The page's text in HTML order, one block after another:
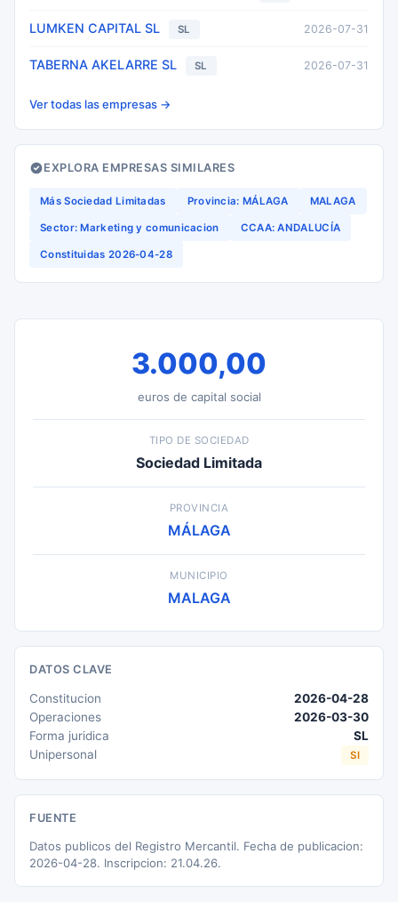
LUMKEN CAPITAL SL SL 2026-07-31
TABERNA AKELARRE SL SL 2026-07-31
Ver todas las empresas →
EXPLORA EMPRESAS SIMILARES
Más Sociedad Limitadas Provincia: MÁLAGA MALAGA
Sector: Marketing y comunicacion CCAA: ANDALUCÍA
Constituidas 2026-04-28
3.000,00
euros de capital social
TIPO DE SOCIEDAD
Sociedad Limitada
PROVINCIA
MÁLAGA
MUNICIPIO
MALAGA
DATOS CLAVE
Constitucion
2026-04-28
Operaciones
2026-03-30
Forma juridica
SL
Unipersonal
SI
FUENTE
Datos publicos del Registro Mercantil. Fecha de publicacion:
2026-04-28. Inscripcion: 21.04.26.